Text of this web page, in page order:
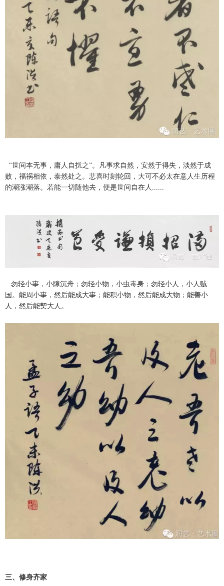
“世间本无事，庸人自扰之”。凡事求自然，安然于得失，淡然于成
败，福祸相依，泰然处之。悲喜时刻轮回，大可不必太在意人生历程
的潮涨潮落。若能一切随他去，便是世间自在人......
勿轻小事，小隙沉舟；勿轻小物，小虫毒身；勿轻小人，小人贼
国。能周小事，然后能成大事；能积小物，然后能成大物；能善小
人，然后能契大人。
三、修身齐家